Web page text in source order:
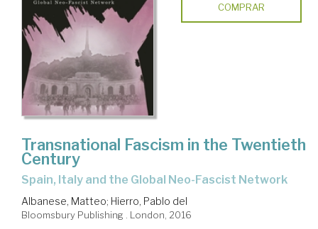
COMPRAR
Transnational Fascism in the Twentieth
Century
Spain, Italy and the Global Neo-Fascist Network
Albanese, Matteo; Hierro, Pablo del
Bloomsbury Publishing . London, 2016